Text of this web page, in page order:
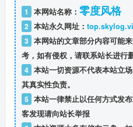
1 本网站名称： 零度风格
2 本站永久网址：
3 本网站的文章部分内容可能
考，如有侵权，请联系站长进行
4 本站一切资源不代表本站立
其真实性负责。
5 本站一律禁止以任何方式发
客发现请向站长举报